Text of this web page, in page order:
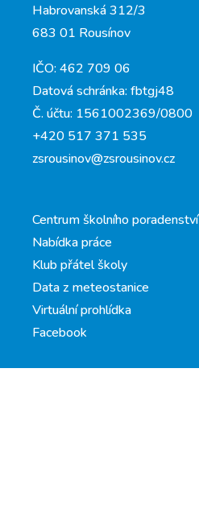
Habrovanská 312/3
683 01 Rousínov
IČO: 462 709 06
Datová schránka: fbtgj48
Č. účtu: 1561002369/0800
+420 517 371 535
zsrousinov@zsrousinov.cz
Centrum školního poradenství
Nabídka práce
Klub přátel školy
Data z meteostanice
Virtuální prohlídka
Facebook